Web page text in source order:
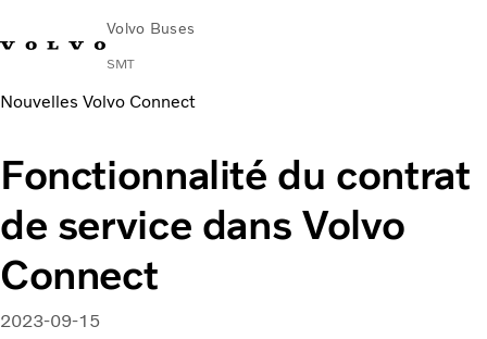
Volvo Buses
SMT
Change Market EnglishNous contacter
Urbain et interurbain
Autocars
Services
Pourquoi choisir Volvo ?
News & Stories
Contact
Nouvelles Volvo Connect
Fonctionnalité du contrat
de service dans Volvo
Connect
2023-09-15